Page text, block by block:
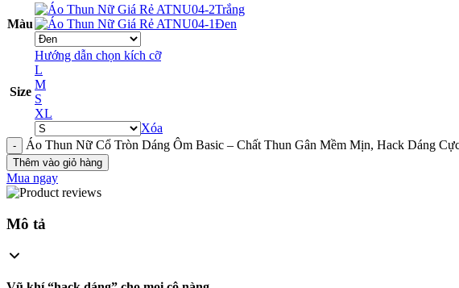
Màu
Trắng
Đen
Size
Hướng dẫn chọn kích cỡ
L
M
S
XL
Xóa
Áo Thun Nữ Cổ Tròn Dáng Ôm Basic – Chất Thun Gân Mềm Mịn, Hack Dáng
Thêm vào giỏ hàng
Mua ngay
Mô tả